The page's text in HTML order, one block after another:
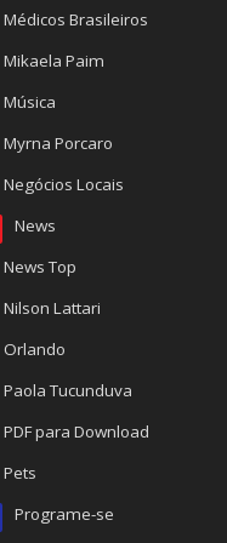
Médicos Brasileiros
Mikaela Paim
Música
Myrna Porcaro
Negócios Locais
News
News Top
Nilson Lattari
Orlando
Paola Tucunduva
PDF para Download
Pets
Programe-se